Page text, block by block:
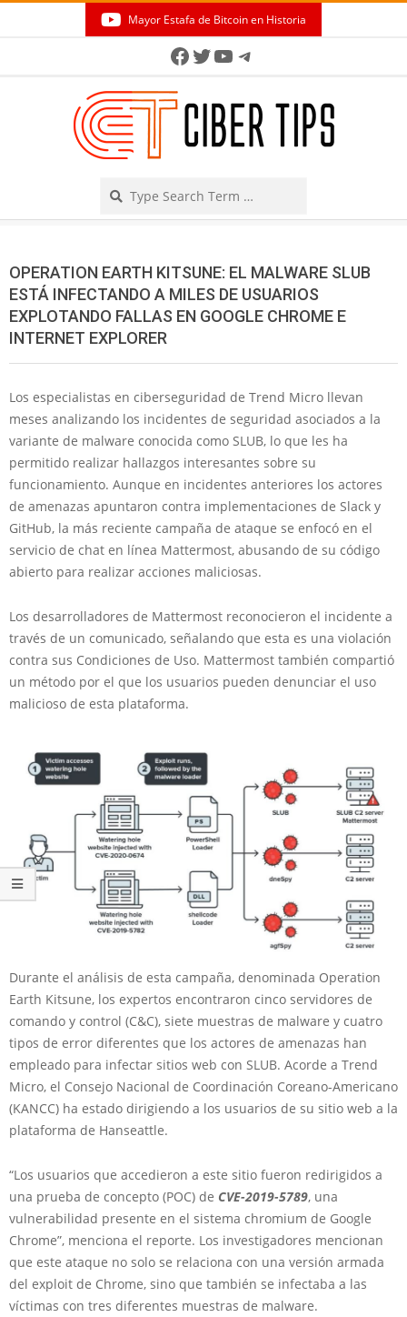
Mayor Estafa de Bitcoin en Historia
Facebook
Twitter
YouTube
Telegram
OPERATION EARTH KITSUNE: EL MALWARE SLUB
ESTÁ INFECTANDO A MILES DE USUARIOS
EXPLOTANDO FALLAS EN GOOGLE CHROME E
INTERNET EXPLORER
Los especialistas en ciberseguridad de Trend Micro llevan
meses analizando los incidentes de seguridad asociados a la
variante de malware conocida como SLUB, lo que les ha
permitido realizar hallazgos interesantes sobre su
funcionamiento. Aunque en incidentes anteriores los actores
de amenazas apuntaron contra implementaciones de Slack y
GitHub, la más reciente campaña de ataque se enfocó en el
servicio de chat en línea Mattermost, abusando de su código
abierto para realizar acciones maliciosas.
Los desarrolladores de Mattermost reconocieron el incidente a
través de un comunicado, señalando que esta es una violación
contra sus Condiciones de Uso. Mattermost también compartió
un método por el que los usuarios pueden denunciar el uso
malicioso de esta plataforma.
Durante el análisis de esta campaña, denominada Operation
Earth Kitsune, los expertos encontraron cinco servidores de
comando y control (C&C), siete muestras de malware y cuatro
tipos de error diferentes que los actores de amenazas han
empleado para infectar sitios web con SLUB. Acorde a Trend
Micro, el Consejo Nacional de Coordinación Coreano-Americano
(KANCC) ha estado dirigiendo a los usuarios de su sitio web a la
plataforma de Hanseattle.
“Los usuarios que accedieron a este sitio fueron redirigidos a
una prueba de concepto (POC) de CVE-2019-5789, una
vulnerabilidad presente en el sistema chromium de Google
Chrome”, menciona el reporte. Los investigadores mencionan
que este ataque no solo se relaciona con una versión armada
del exploit de Chrome, sino que también se infectaba a las
víctimas con tres diferentes muestras de malware.